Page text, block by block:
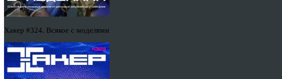
Хакер #324. Всякое с моделями